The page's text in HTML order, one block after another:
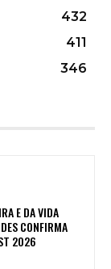
432
411
346
E DA VIDA
CONFIRMA
2026